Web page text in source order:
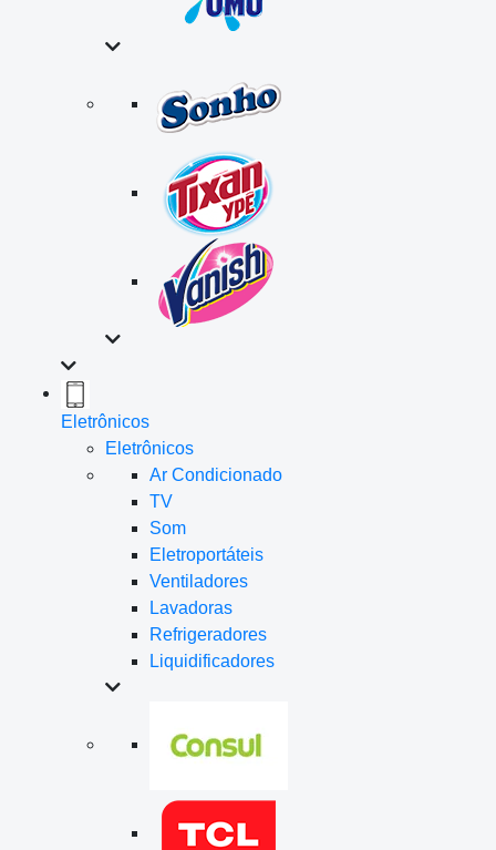
Eletrônicos
Eletrônicos
Ar Condicionado
TV
Som
Eletroportáteis
Ventiladores
Lavadoras
Refrigeradores
Liquidificadores